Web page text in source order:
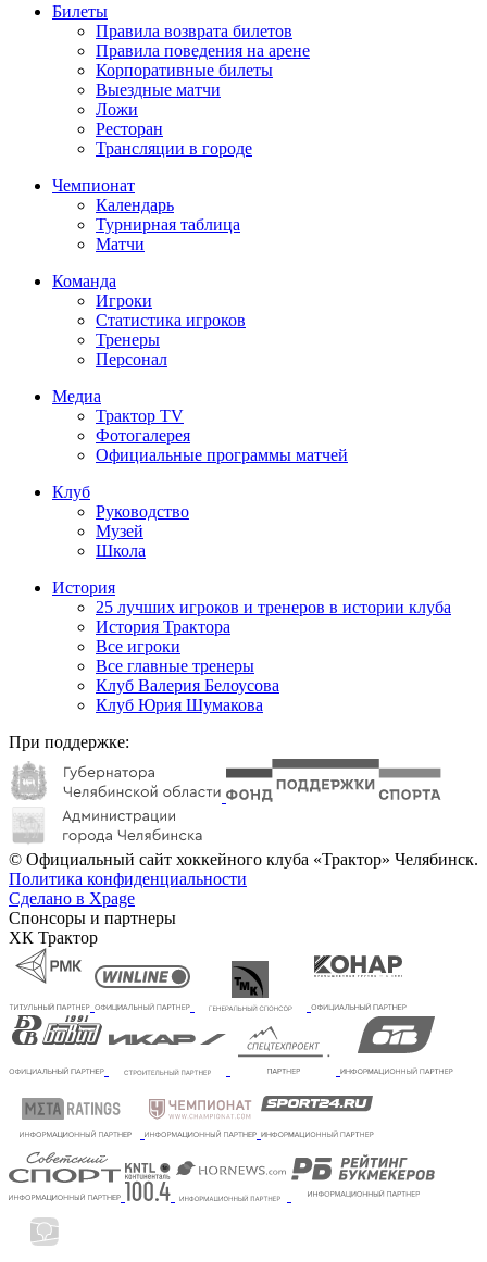
Билеты
Правила возврата билетов
Правила поведения на арене
Корпоративные билеты
Выездные матчи
Ложи
Ресторан
Трансляции в городе
Чемпионат
Календарь
Турнирная таблица
Матчи
Команда
Игроки
Статистика игроков
Тренеры
Персонал
Медиа
Трактор TV
Фотогалерея
Официальные программы матчей
Клуб
Руководство
Музей
Школа
История
25 лучших игроков и тренеров в истории клуба
История Трактора
Все игроки
Все главные тренеры
Клуб Валерия Белоусова
Клуб Юрия Шумакова
При поддержке:
© Официальный сайт хоккейного клуба «Трактор» Челябинск.
Политика конфиденциальности
Сделано в Xpage
Спонсоры и партнеры
ХК Трактор